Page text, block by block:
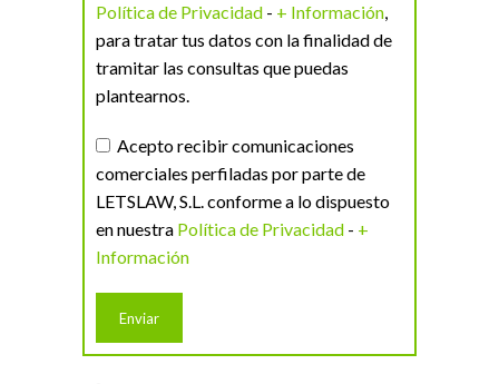
Política de Privacidad - + Información,
para tratar tus datos con la finalidad de
tramitar las consultas que puedas
plantearnos.
Acepto recibir comunicaciones
comerciales perfiladas por parte de
LETSLAW, S.L. conforme a lo dispuesto
en nuestra Política de Privacidad - +
Información